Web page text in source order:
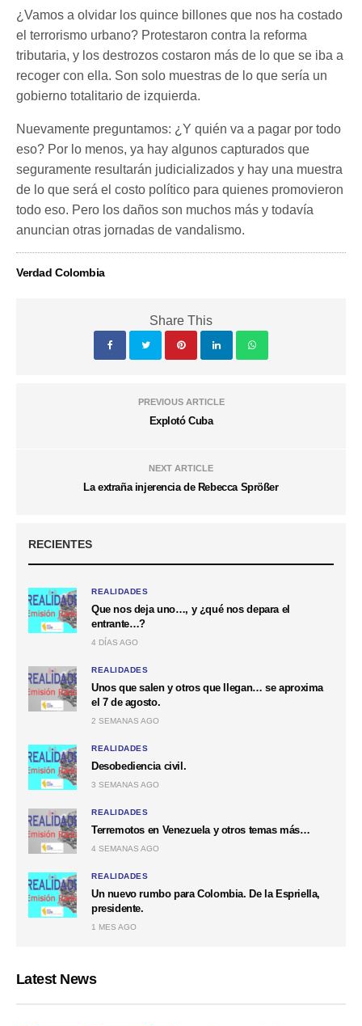
¿Vamos a olvidar los quince billones que nos ha costado
el terrorismo urbano? Protestaron contra la reforma
tributaria, y los destrozos costaron más de lo que se iba a
recoger con ella. Son solo muestras de lo que sería un
gobierno totalitario de izquierda.
Nuevamente preguntamos: ¿Y quién va a pagar por todo
eso? Por lo menos, ya hay algunos capturados que
seguramente resultarán judicializados y hay una muestra
de lo que será el costo político para quienes promovieron
todo eso. Pero los daños son muchos más y todavía
anuncian otras jornadas de vandalismo.
Verdad Colombia
Share This
PREVIOUS ARTICLE
Explotó Cuba
NEXT ARTICLE
La extraña injerencia de Rebecca Sprößer
RECIENTES
REALIDADES
Que nos deja uno…, y ¿qué nos depara el
entrante…?
4 DÍAS AGO
REALIDADES
Unos que salen y otros que llegan… se aproxima
el 7 de agosto.
2 SEMANAS AGO
REALIDADES
Desobediencia civil.
3 SEMANAS AGO
REALIDADES
Terremotos en Venezuela y otros temas más…
4 SEMANAS AGO
REALIDADES
Un nuevo rumbo para Colombia. De la Espriella,
presidente.
1 MES AGO
Latest News